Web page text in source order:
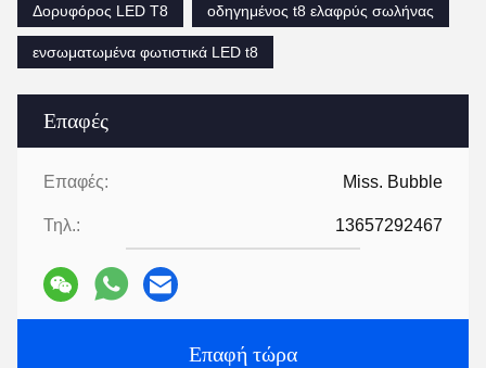
Επαφές
Επαφές: Miss. Bubble
Τηλ.: 13657292467
Επαφή τώρα
Δορυφόρος LED T8
οδηγημένος t8 ελαφρύς σωλήνας
ενσωματωμένα φωτιστικά LED t8